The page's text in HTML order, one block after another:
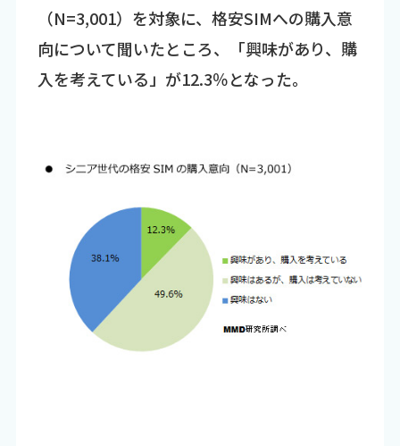
（N=3,001）を対象に、格安SIMへの購入意
向について聞いたところ、「興味があり、購
入を考えている」が12.3％となった。